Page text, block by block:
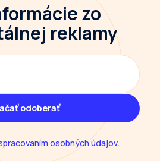
zo
reklamy
osobných údajov.